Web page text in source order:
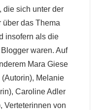
die sich unter der
über das Thema
insofern als die
waren. Auf
Mara Giese
Melanie
Caroline Adler
Verteterinnen von